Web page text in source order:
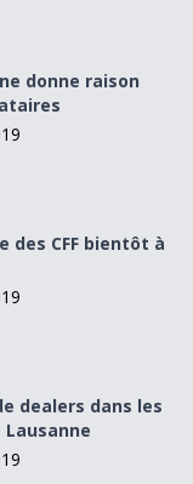
donne raison
des CFF bientôt à
dealers dans les
Lausanne